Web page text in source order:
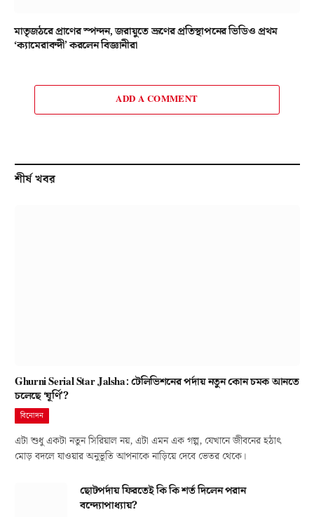
মাতৃজঠরে প্রাণের স্পন্দন, জরায়ুতে ভ্রূণের প্রতিস্থাপনের ভিডিও প্রথম
‘ক্যামেরাবন্দী’ করলেন বিজ্ঞানীরা
ADD A COMMENT
শীর্ষ খবর
Ghurni Serial Star Jalsha: টেলিভিশনের পর্দায় নতুন কোন চমক আনতে
চলেছে ‘ঘূর্ণি’?
বিনোদন
এটা শুধু একটা নতুন সিরিয়াল নয়, এটা এমন এক গল্প, যেখানে জীবনের হঠাৎ
মোড় বদলে যাওয়ার অনুভূতি আপনাকে নাড়িয়ে দেবে ভেতর থেকে।
ছোটপর্দায় ফিরতেই কি কি শর্ত দিলেন পরান
বন্দ্যোপাধ্যায়?